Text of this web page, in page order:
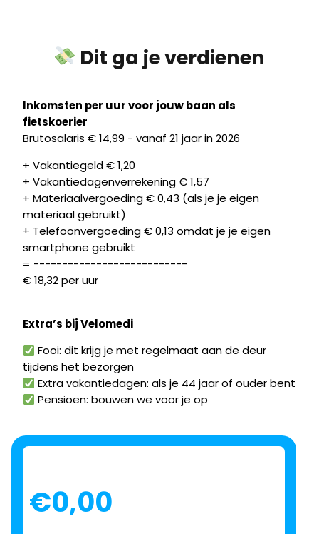
Dit ga je verdienen
Inkomsten per uur voor jouw baan als
fietskoerier
Brutosalaris € 14,99 - vanaf 21 jaar in 2026
+ Vakantiegeld € 1,20
+ Vakantiedagenverrekening € 1,57
+ Materiaalvergoeding € 0,43 (als je je eigen
materiaal gebruikt)
+ Telefoonvergoeding € 0,13 omdat je je eigen
smartphone gebruikt
= ---------------------------
€ 18,32 per uur
Extra’s bij Velomedi
Fooi: dit krijg je met regelmaat aan de deur
tijdens het bezorgen
Extra vakantiedagen: als je 44 jaar of ouder bent
Pensioen: bouwen we voor je op
Sectie
€0,00